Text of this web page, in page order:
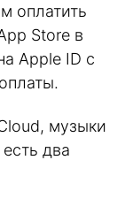
оплатить
Store в
Apple ID с
музыки
два